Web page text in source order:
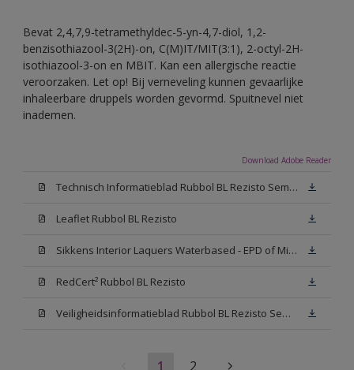
Bevat 2,4,7,9-tetramethyldec-5-yn-4,7-diol, 1,2-
benzisothiazool-3(2H)-on, C(M)IT/MIT(3:1), 2-octyl-2H-
isothiazool-3-on en MBIT. Kan een allergische reactie
veroorzaken. Let op! Bij verneveling kunnen gevaarlijke
inhaleerbare druppels worden gevormd. Spuitnevel niet
inademen.
Download Adobe Reader
Technisch Informatieblad Rubbol BL Rezisto Semi-Gloss (New Livery) (PDF)
Leaflet Rubbol BL Rezisto
Sikkens Interior Laquers Waterbased - EPD of Milieuproductverklaring
RedCert² Rubbol BL Rezisto
Veiligheidsinformatieblad Rubbol BL Rezisto Semi-Gloss N00 (MSDS)
1 2